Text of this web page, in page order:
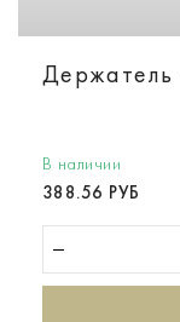
Держатель
В наличии
388.56 РУБ